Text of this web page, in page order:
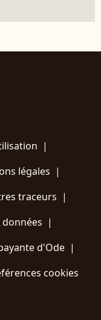
|
légales |
traceurs |
|
d'Ode |
cookies